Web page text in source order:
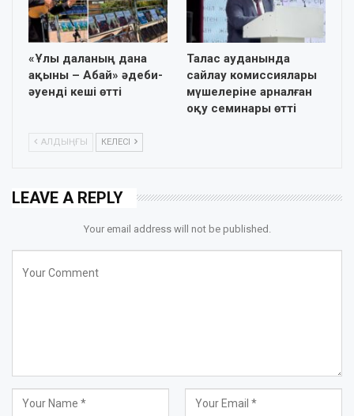
«Ұлы даланың дана
ақыны – Абай» әдеби-
әуенді кеші өтті
Талас ауданында
сайлау комиссиялары
мүшелеріне арналған
оқу семинары өтті
АЛДЫҢҒЫ КЕЛЕСІ
LEAVE A REPLY
Your email address will not be published.